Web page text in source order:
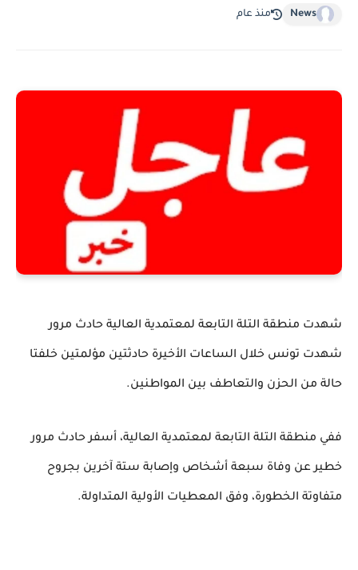
News منذ عام
شهدت منطقة التلة التابعة لمعتمدية العالية حادث مرور
شهدت تونس خلال الساعات الأخيرة حادثتين مؤلمتين خلفتا
حالة من الحزن والتعاطف بين المواطنين.
ففي منطقة التلة التابعة لمعتمدية العالية، أسفر حادث مرور
خطير عن وفاة سبعة أشخاص وإصابة ستة آخرين بجروح
متفاوتة الخطورة، وفق المعطيات الأولية المتداولة.